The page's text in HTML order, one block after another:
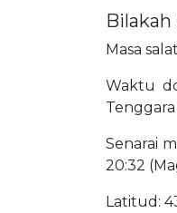
Bilakah
Masa
Waktu
Senarai
20:32
Latitud: